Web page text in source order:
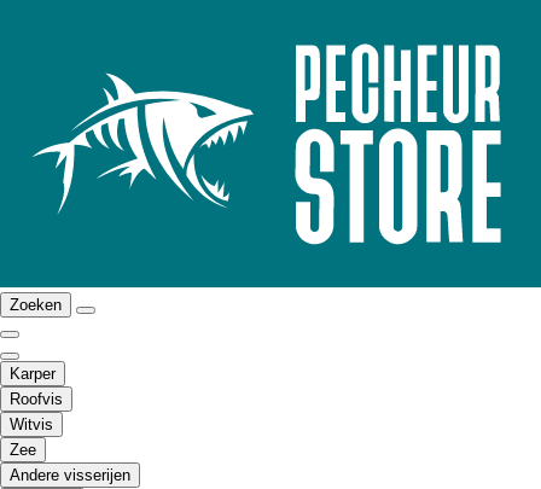
Zoeken
Karper
Roofvis
Witvis
Zee
Andere visserijen